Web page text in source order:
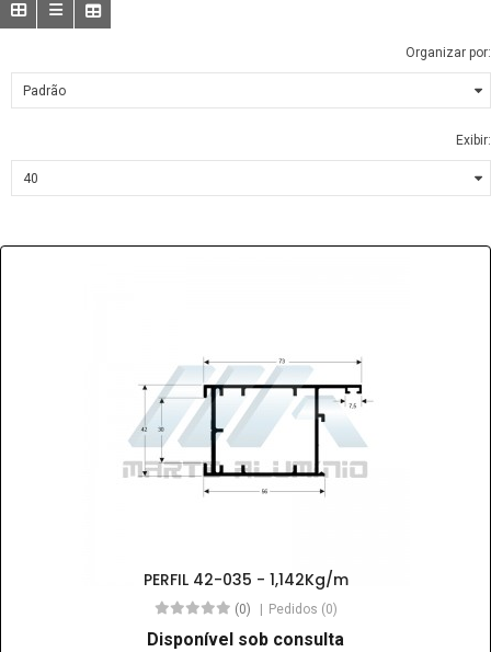
Organizar por:
Exibir:
PERFIL 42-035 - 1,142Kg/m
(0) Pedidos (0)
Disponível sob consulta